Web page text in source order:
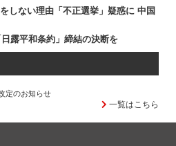
しない理由「不正選挙」疑惑に 中国
露平和条約」締結の決断を
定のお知らせ
一覧はこちら